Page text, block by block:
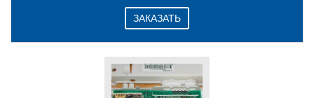
ЗАКАЗАТЬ